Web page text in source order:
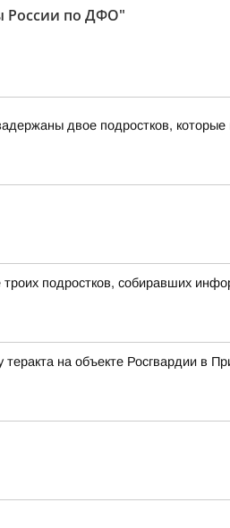
России по ДФО"
двое подростков, которые
подростков, собиравших
на объекте Росгвардии в